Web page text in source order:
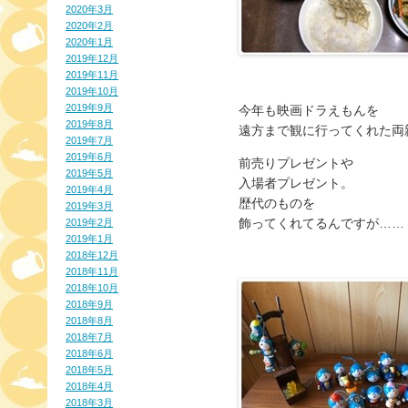
2020年3月
2020年2月
2020年1月
2019年12月
2019年11月
2019年10月
2019年9月
2019年8月
2019年7月
2019年6月
2019年5月
2019年4月
2019年3月
2019年2月
2019年1月
2018年12月
2018年11月
2018年10月
2018年9月
2018年8月
2018年7月
2018年6月
2018年5月
2018年4月
2018年3月
今年も映画ドラえもんを
遠方まで観に行ってくれた両
前売りプレゼントや
入場者プレゼント。
歴代のものを
飾ってくれてるんですが……